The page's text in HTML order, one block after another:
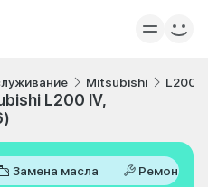
Mitsubishi L200
L200 IV,
Замена масла Ремонт